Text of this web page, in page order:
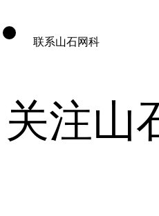
联系山石网科
关注山